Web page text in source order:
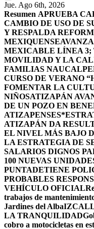
Jue. Ago 6th, 2026
Resumen APRUEBA
CAMBIO DE USO DE
Y RESPALDA
MEXIQUENSE
MEXICABLE LÍNEA 3;
MOVILIDAD Y LA
FAMILIAS
CURSO DE VERANO
FOMENTAR LA
NIÑOSATIZAPÁN
DE UN POZO EN
ATIZAPENSES
ATIZAPÁN DA
EL NIVEL MÁS BAJO
LA ESTRATEGIA DE
SALARIOS DIGNOS
100 NUEVAS
PUNTADETIENE
PROBABLES
VEHÍCULO OFICIAL
trabajos de
Jardines del Alba
LA TRANQUILIDAD
cobro a motocicletas en